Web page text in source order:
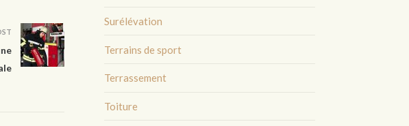
Surélévation
Terrains de sport
Terrassement
Toiture